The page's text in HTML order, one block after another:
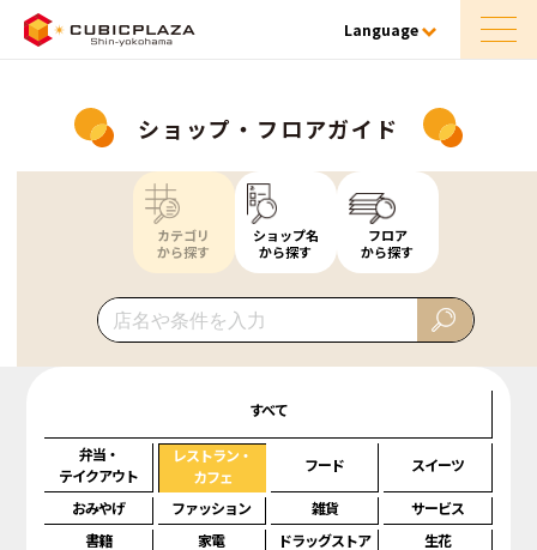
Language
ショップ・フロアガイド
カテゴリ
から探す
ショップ名
から探す
フロア
から探す
すべて
弁当・
テイクアウト
レストラン・
カフェ
フード スイーツ
おみやげ ファッション 雑貨
サービス
書籍
家電 ドラッグストア 生花